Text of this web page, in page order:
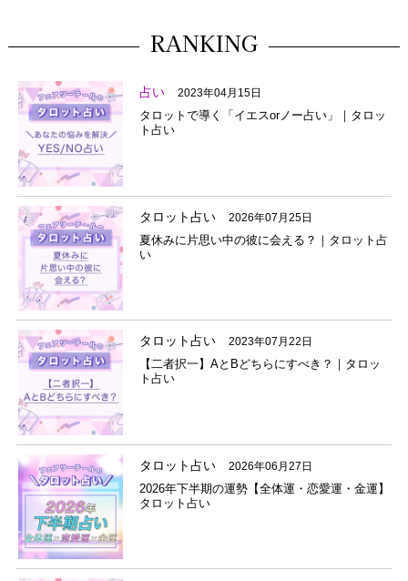
RANKING
占い 2023年04月15日
タロットで導く「イエスorノー占い」｜タロッ
ト占い
タロット占い 2026年07月25日
夏休みに片思い中の彼に会える？｜タロット占
い
タロット占い 2023年07月22日
【二者択一】AとBどちらにすべき？｜タロッ
ト占い
タロット占い 2026年06月27日
2026年下半期の運勢【全体運・恋愛運・金運】
タロット占い